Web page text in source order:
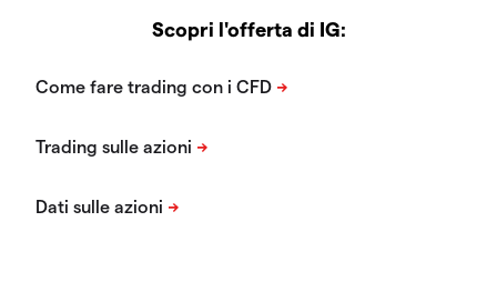
Scopri l'offerta di IG: